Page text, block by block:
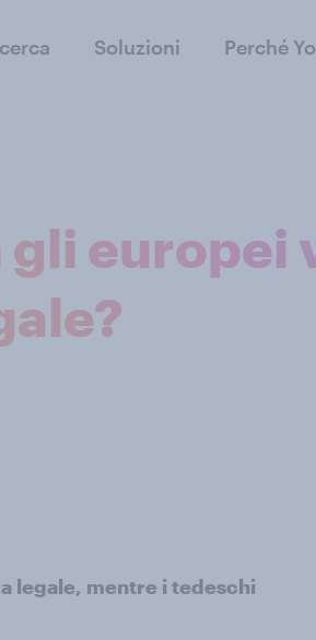
Soluzioni Perché
europei
legale, mentre i tedeschi